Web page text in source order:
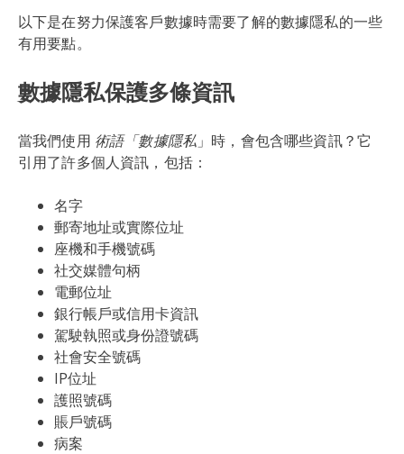
以下是在努力保護客戶數據時需要了解的數據隱私的一些
有用要點。
數據隱私保護多條資訊
當我們使用 術語「數據隱私 」時，會包含哪些資訊？它
引用了許多個人資訊，包括：
名字
郵寄地址或實際位址
座機和手機號碼
社交媒體句柄
電郵位址
銀行帳戶或信用卡資訊
駕駛執照或身份證號碼
社會安全號碼
IP位址
護照號碼
賬戶號碼
病案